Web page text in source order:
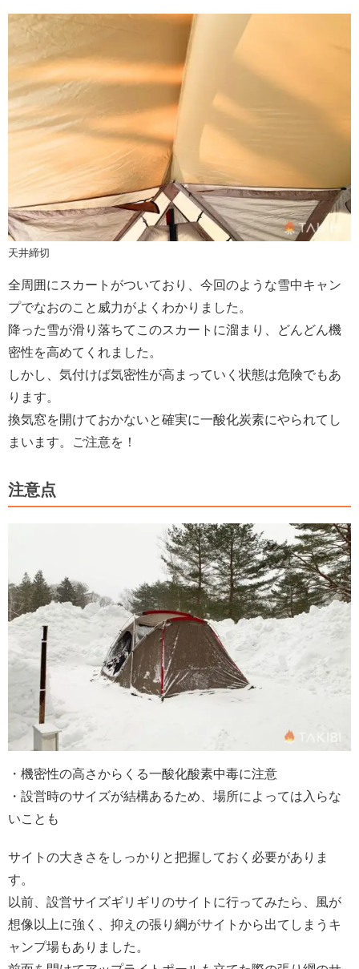
天井締切
全周囲にスカートがついており、今回のような雪中キャン
プでなおのこと威力がよくわかりました。
降った雪が滑り落ちてこのスカートに溜まり、どんどん機
密性を高めてくれました。
しかし、気付けば気密性が高まっていく状態は危険でもあ
ります。
換気窓を開けておかないと確実に一酸化炭素にやられてし
まいます。ご注意を！
注意点
・機密性の高さからくる一酸化酸素中毒に注意
・設営時のサイズが結構あるため、場所によっては入らな
いことも
サイトの大きさをしっかりと把握しておく必要がありま
す。
以前、設営サイズギリギリのサイトに行ってみたら、風が
想像以上に強く、抑えの張り綱がサイトから出てしまうキ
ャンプ場もありました。